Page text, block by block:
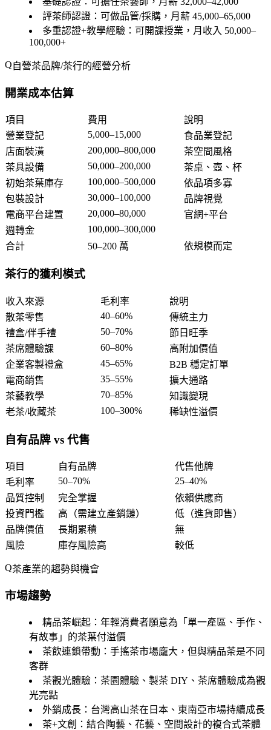
評茶師認證 ：可做品管/採購，月薪 45,000–65,000
多重認證+教學經驗 ：可開課授業，月收入 50,000–
100,000+
自營茶品牌/茶行的經營分析
開業成本估算
項目 費用
說明
營業登記
5,000–15,000
食品業登記
店面裝潢
200,000–800,000
茶空間風格
茶具設備
50,000–200,000
茶桌、壺、杯
初始茶葉庫存
100,000–500,000
依品項多寡
包裝設計
30,000–100,000
品牌視覺
電商平台建置
20,000–80,000
官網+平台
週轉金
100,000–300,000
合計
50–200 萬 依規模而定
茶行的獲利模式
收入來源 毛利率
說明
散茶零售
40–60%
傳統主力
禮盒/伴手禮
50–70%
節日旺季
茶席體驗課
60–80%
高附加價值
企業客製禮盒
45–65%
B2B 穩定訂單
電商銷售
35–55%
擴大通路
茶藝教學
70–85%
知識變現
老茶/收藏茶
100–300% 稀缺性溢價
自有品牌 vs 代售
項目 自有品牌
代售他牌
毛利率
50–70%
25–40%
品質控制
完全掌握
依賴供應商
投資門檻
高（需建立產銷鏈）
低（進貨即售）
品牌價值
長期累積
無
風險
庫存風險高 較低
茶產業的趨勢與機會
市場趨勢
精品茶崛起 ：年輕消費者願意為「單一產區、手作、
有故事」的茶葉付溢價
茶飲連鎖帶動 ：手搖茶市場龐大，但與精品茶是不同
客群
茶觀光體驗 ：茶園體驗、製茶 DIY、茶席體驗成為觀
光亮點
外銷成長 ：台灣高山茶在日本、東南亞市場持續成長
茶+文創 ：結合陶藝、花藝、空間設計的複合式茶體